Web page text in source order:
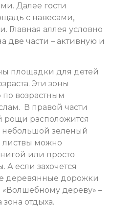
Далее гости
с навесами,
Главная аллея условно
две части – активную и
площадки для детей
Эти зоны
по возрастным
В правой части
рощи расположится
небольшой зеленый
листвы можно
или просто
если захочется
деревянные дорожки
дереву» –
отдыха.